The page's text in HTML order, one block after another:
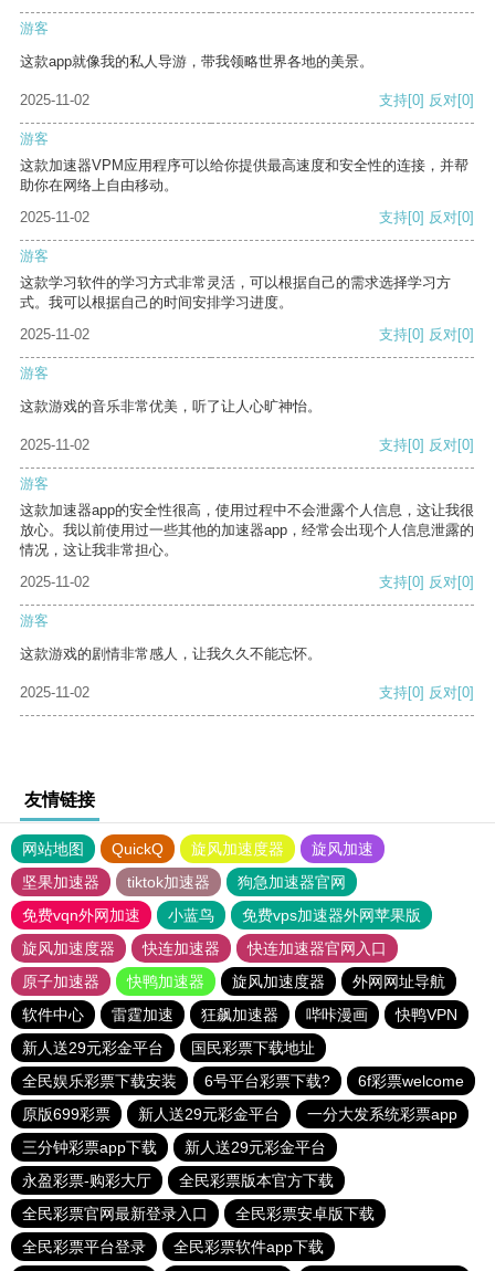
游客
这款app就像我的私人导游，带我领略世界各地的美景。
2025-11-02 支持[0] 反对[0]
游客
这款加速器VPM应用程序可以给你提供最高速度和安全性的连接，并帮
助你在网络上自由移动。
2025-11-02
支持[0] 反对[0]
游客
这款学习软件的学习方式非常灵活，可以根据自己的需求选择学习方
式。我可以根据自己的时间安排学习进度。
2025-11-02
支持[0] 反对[0]
游客
这款游戏的音乐非常优美，听了让人心旷神怡。
2025-11-02 支持[0] 反对[0]
游客
这款加速器app的安全性很高，使用过程中不会泄露个人信息，这让我很
放心。我以前使用过一些其他的加速器app，经常会出现个人信息泄露的
情况，这让我非常担心。
2025-11-02
支持[0] 反对[0]
游客
这款游戏的剧情非常感人，让我久久不能忘怀。
2025-11-02 支持[0] 反对[0]
友情链接
网站地图 QuickQ 旋风加速度器
旋风加速
坚果加速器
tiktok加速器
狗急加速器官网
免费vqn外网加速
小蓝鸟
免费vps加速器外网苹果版
旋风加速度器
快连加速器
快连加速器官网入口
原子加速器
快鸭加速器 旋风加速度器
外网网址导航
软件中心
雷霆加速 狂飙加速器 哔咔漫画
快鸭VPN
新人送29元彩金平台
国民彩票下载地址
全民娱乐彩票下载安装
6号平台彩票下载?
6f彩票welcome
原版699彩票
新人送29元彩金平台
一分大发系统彩票app
三分钟彩票app下载
新人送29元彩金平台
永盈彩票-购彩大厅
全民彩票版本官方下载
全民彩票官网最新登录入口
全民彩票安卓版下载
全民彩票平台登录
全民彩票软件app下载